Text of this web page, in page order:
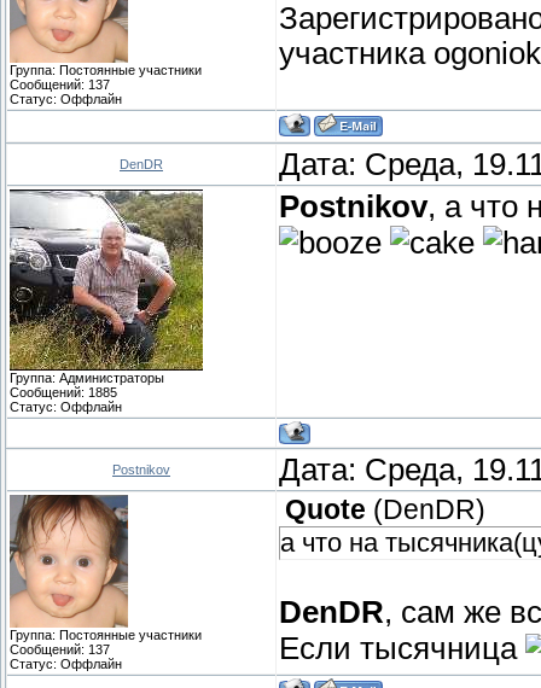
Группа: Постоянные участники
Сообщений: 137
Статус: Оффлайн
участника ogoniok
DenDR Дата: Среда,
Группа: Администраторы
Сообщений: 1885
Статус: Оффлайн
Postnikov, а что
Postnikov Дата: Среда,
Группа: Постоянные участники
Сообщений: 137
Статус: Оффлайн
Quote (DenDR)
а что на
DenDR, сам же
Если тысячница